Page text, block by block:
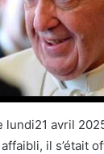
lundi21 avril
il s’était